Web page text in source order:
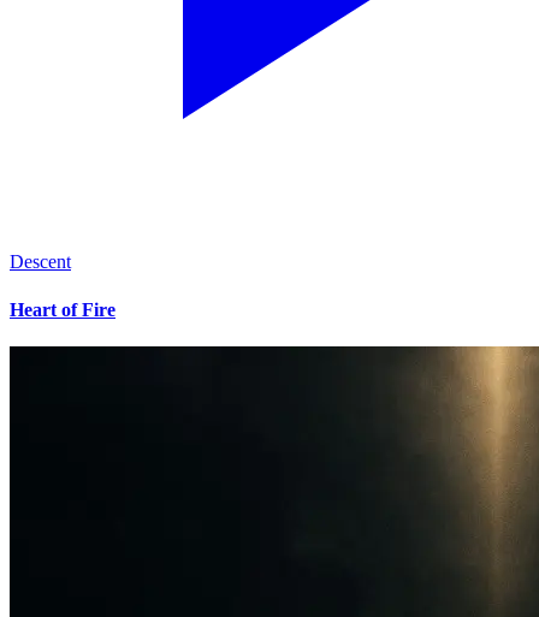
Descent
Heart of Fire